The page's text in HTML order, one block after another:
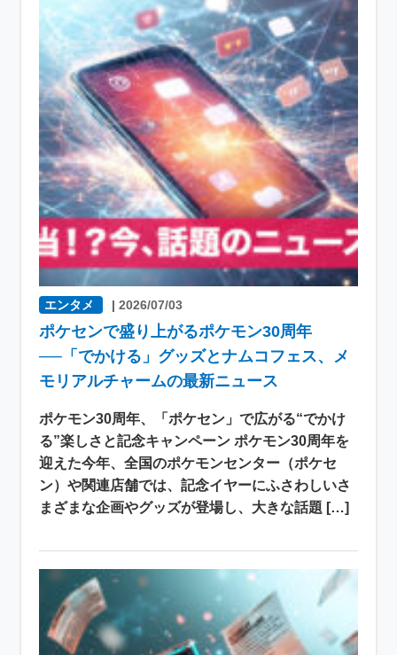
エンタメ |2026/07/03
ポケセンで盛り上がるポケモン30周年
──「でかける」グッズとナムコフェス、メ
モリアルチャームの最新ニュース
ポケモン30周年、「ポケセン」で広がる“でかけ
る”楽しさと記念キャンペーン ポケモン30周年を
迎えた今年、全国のポケモンセンター（ポケセ
ン）や関連店舗では、記念イヤーにふさわしいさ
まざまな企画やグッズが登場し、大きな話題 […]